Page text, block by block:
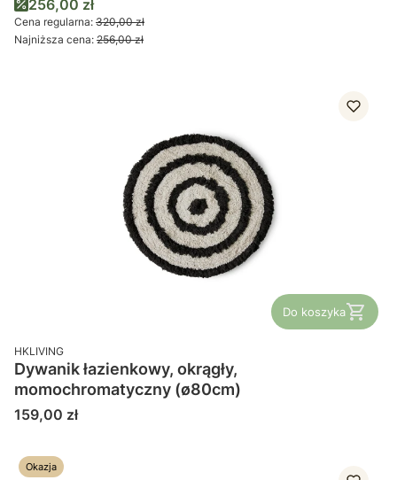
Cena promocyjna
256,00 zł
Cena regularna: 320,00 zł
Najniższa cena: 256,00 zł
Do koszyka
PRODUCENT
HKLIVING
Dywanik łazienkowy, okrągły,
momochromatyczny (ø80cm)
Cena
159,00 zł
Okazja